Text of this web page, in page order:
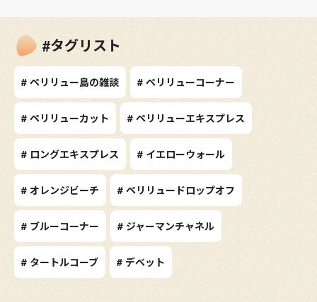
#タグリスト
# ペリリュー島の雑談 # ペリリューコーナー
# ペリリューカット # ペリリューエキスプレス
# ロングエキスプレス # イエローウォール
# オレンジビーチ # ペリリュードロップオフ
# ブルーコーナー # ジャーマンチャネル
# タートルコーブ # デベット